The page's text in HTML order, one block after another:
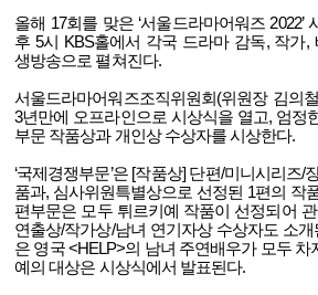
올해 17회를 맞은 ‘서울드라마어워즈2022’
후5시 KBS홀에서 각국 드라마 감독, 작가,
생방송으로 펼쳐진다.
서울드라마어워즈조직위원회 (위원장 김의
3년만에 오프라인으로 시상식을 열고, 엄정
부문 작품상과 개인상 수상자를 시상한다.
‘국제경쟁부문’은 [작품상] 단편/미니시리즈/
품과, 심사위원특별상으로 선정된 1편의 작
편부문은 모두 튀르키예 작품이 선정되어
연출상/작가상/남녀 연기자상 수상자도 소개
은 영국<HELP>의 남녀 주연배우가 모두 차
예의 대상은 시상식에서 발표된다.